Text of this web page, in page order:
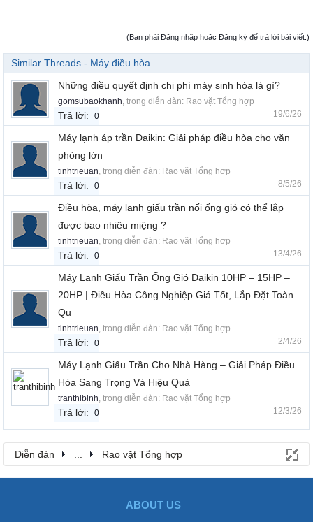
(Bạn phải Đăng nhập hoặc Đăng ký để trả lời bài viết.)
Similar Threads - Máy điều hòa
Những điều quyết định chi phí máy sinh hóa là gì?
gomsubaokhanh, trong diễn đàn: Rao vặt Tổng hợp
Trả lời: 0 19/6/26
Máy lạnh áp trần Daikin: Giải pháp điều hòa cho văn
phòng lớn
tinhtrieuan, trong diễn đàn: Rao vặt Tổng hợp
Trả lời: 0 8/5/26
Điều hòa, máy lạnh giấu trần nối ống gió có thể lắp
được bao nhiêu miệng ?
tinhtrieuan, trong diễn đàn: Rao vặt Tổng hợp
Trả lời: 0 13/4/26
Máy Lạnh Giấu Trần Ống Gió Daikin 10HP – 15HP –
20HP | Điều Hòa Công Nghiệp Giá Tốt, Lắp Đặt Toàn
Qu
tinhtrieuan, trong diễn đàn: Rao vặt Tổng hợp
Trả lời: 0 2/4/26
Máy Lạnh Giấu Trần Cho Nhà Hàng – Giải Pháp Điều
Hòa Sang Trọng Và Hiệu Quả
tranthibinh, trong diễn đàn: Rao vặt Tổng hợp
Trả lời: 0 12/3/26
Diễn đàn ... Rao vặt Tổng hợp
ABOUT US